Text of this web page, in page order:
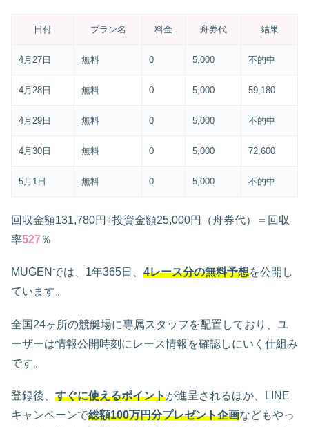
日付 プラン名 料金 舟券代 結果
4月27日 無料 0 5,000 不的中
4月28日 無料 0 5,000 59,180
4月29日 無料 0 5,000 不的中
4月30日 無料 0 5,000 72,600
5月1日 無料 0 5,000 不的中
回収金額131,780円÷投資金額25,000円（舟券代）＝回収
率527％
MUGENでは、1年365日、 4レース分の無料予想を公開し
ています。
全国24ヶ所の競艇場に専属スタッフを配置しており、ユ
ーザーは情報公開時刻にレース情報を確認しにいく仕組み
です。
登録後、 すぐに使えるポイントが進呈されるほか、LINE
キャンペーンで総額100万円分プレゼント企画などもやっ